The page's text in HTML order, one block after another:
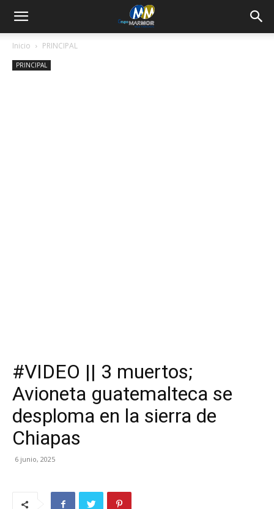
Inicio PRINCIPAL
PRINCIPAL
#VIDEO || 3 muertos;
Avioneta guatemalteca se
desploma en la sierra de
Chiapas
6 junio, 2025